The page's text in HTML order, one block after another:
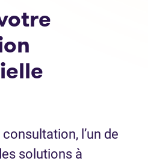
l’un de
solutions à